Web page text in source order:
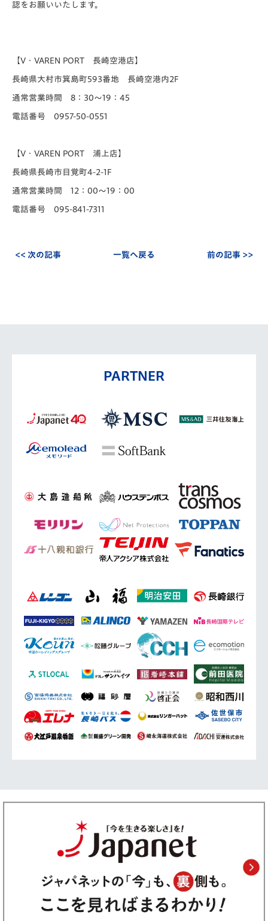
認をお願いいたします。
【V・VAREN PORT 長崎空港店】
長崎県大村市箕島町593番地 長崎空港内2F
通常営業時間 8：30～19：45
電話番号 0957-50-0551
【V・VAREN PORT 浦上店】
長崎県長崎市目覚町4-2-1F
通常営業時間 12：00～19：00
電話番号 095-841-7311
<< 次の記事 一覧へ戻る 前の記事 >>
PARTNER